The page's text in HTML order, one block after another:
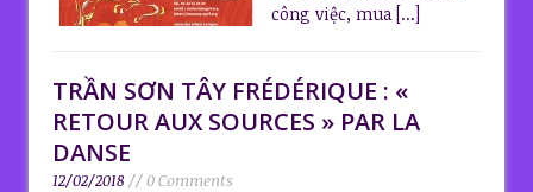
công việc, mua [...]
TRẦN SƠN TÂY FRÉDÉRIQUE : «
RETOUR AUX SOURCES » PAR LA
DANSE
12/02/2018 // 0 Comments